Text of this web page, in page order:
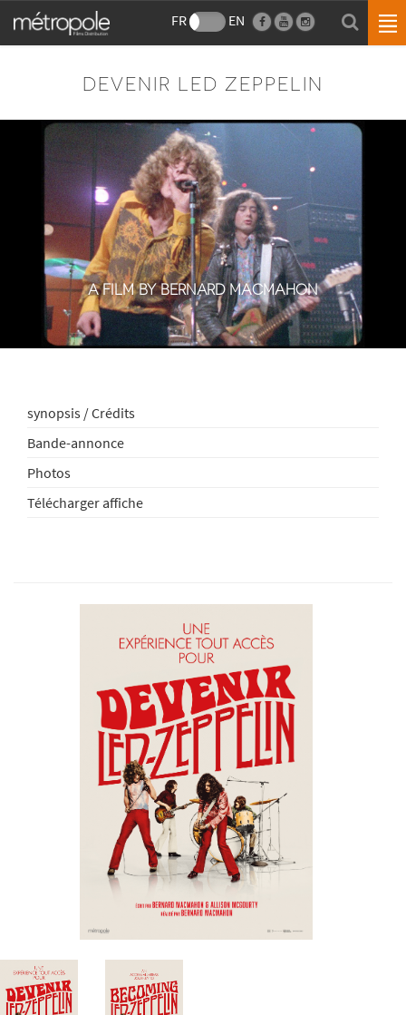
FR EN
DEVENIR LED ZEPPELIN
A FILM BY BERNARD MACMAHON
synopsis / Crédits
Bande-annonce
Photos
Télécharger affiche